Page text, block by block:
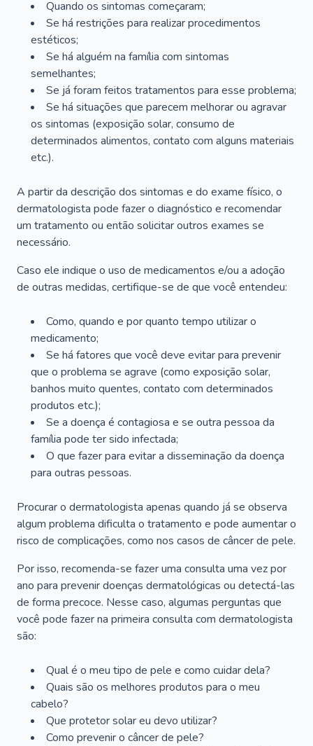
Quando os sintomas começaram;
Se há restrições para realizar procedimentos
estéticos;
Se há alguém na família com sintomas
semelhantes;
Se já foram feitos tratamentos para esse problema;
Se há situações que parecem melhorar ou agravar
os sintomas (exposição solar, consumo de
determinados alimentos, contato com alguns materiais
etc.).
A partir da descrição dos sintomas e do exame físico, o
dermatologista pode fazer o diagnóstico e recomendar
um tratamento ou então solicitar outros exames se
necessário.
Caso ele indique o uso de medicamentos e/ou a adoção
de outras medidas, certifique-se de que você entendeu:
Como, quando e por quanto tempo utilizar o
medicamento;
Se há fatores que você deve evitar para prevenir
que o problema se agrave (como exposição solar,
banhos muito quentes, contato com determinados
produtos etc.);
Se a doença é contagiosa e se outra pessoa da
família pode ter sido infectada;
O que fazer para evitar a disseminação da doença
para outras pessoas.
Procurar o dermatologista apenas quando já se observa
algum problema dificulta o tratamento e pode aumentar o
risco de complicações, como nos casos de câncer de pele.
Por isso, recomenda-se fazer uma consulta uma vez por
ano para prevenir doenças dermatológicas ou detectá-las
de forma precoce. Nesse caso, algumas perguntas que
você pode fazer na primeira consulta com dermatologista
são:
Qual é o meu tipo de pele e como cuidar dela?
Quais são os melhores produtos para o meu
cabelo?
Que protetor solar eu devo utilizar?
Como prevenir o câncer de pele?